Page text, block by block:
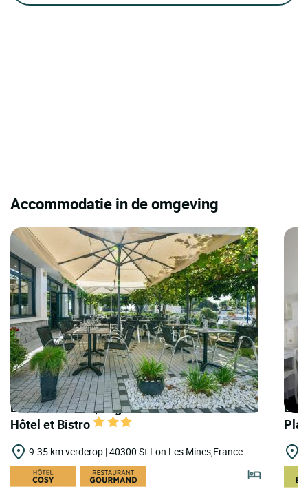
Accommodatie in de omgeving
LOGIS HOTELS | Logis Hôtel Gnàc é Pause
Hôtel et Bistro
9.35 km verderop | 40300 St Lon Les Mines,France